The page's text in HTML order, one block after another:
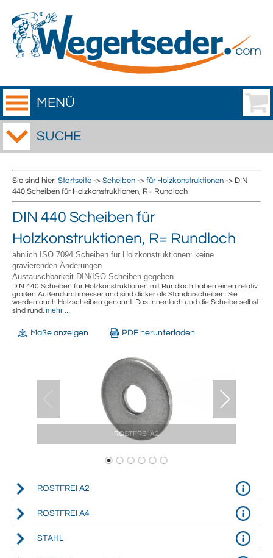
MENÜ
SUCHE
Sie sind hier: Startseite -> Scheiben -> für Holzkonstruktionen -> DIN
440 Scheiben für Holzkonstruktionen, R= Rundloch
DIN 440 Scheiben für
Holzkonstruktionen, R= Rundloch
ähnlich ISO 7094 Scheiben für Holzkonstruktionen: keine
gravierenden Änderungen
Austauschbarkeit DIN/ISO Scheiben gegeben
DIN 440 Scheiben für Holzkonstruktionen mit Rundloch haben einen relativ
großen Außendurchmesser und sind dicker als Standarscheiben. Sie
werden auch Holzscheiben genannt. Das Innenloch und die Scheibe selbst
sind rund. mehr ...
Maße anzeigen PDF herunterladen
ROSTFREI A2
ROSTFREI A2
ROSTFREI A4
STAHL